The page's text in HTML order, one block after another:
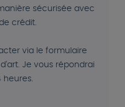
sécurisée avec
crédit.
via le formulaire
Je vous répondrai
heures.